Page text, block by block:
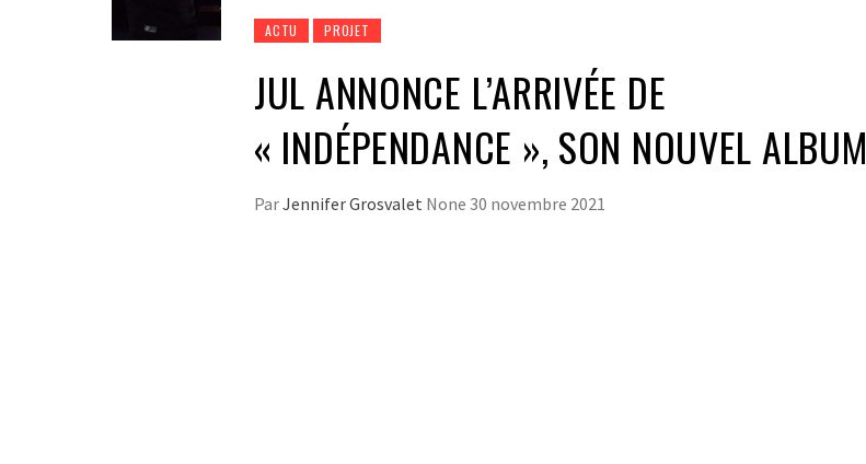
ACTU PROJET
JUL ANNONCE L’ARRIVÉE DE
« INDÉPENDANCE », SON NOUVEL ALBUM
ParJennifer Grosvalet None 30 novembre 2021